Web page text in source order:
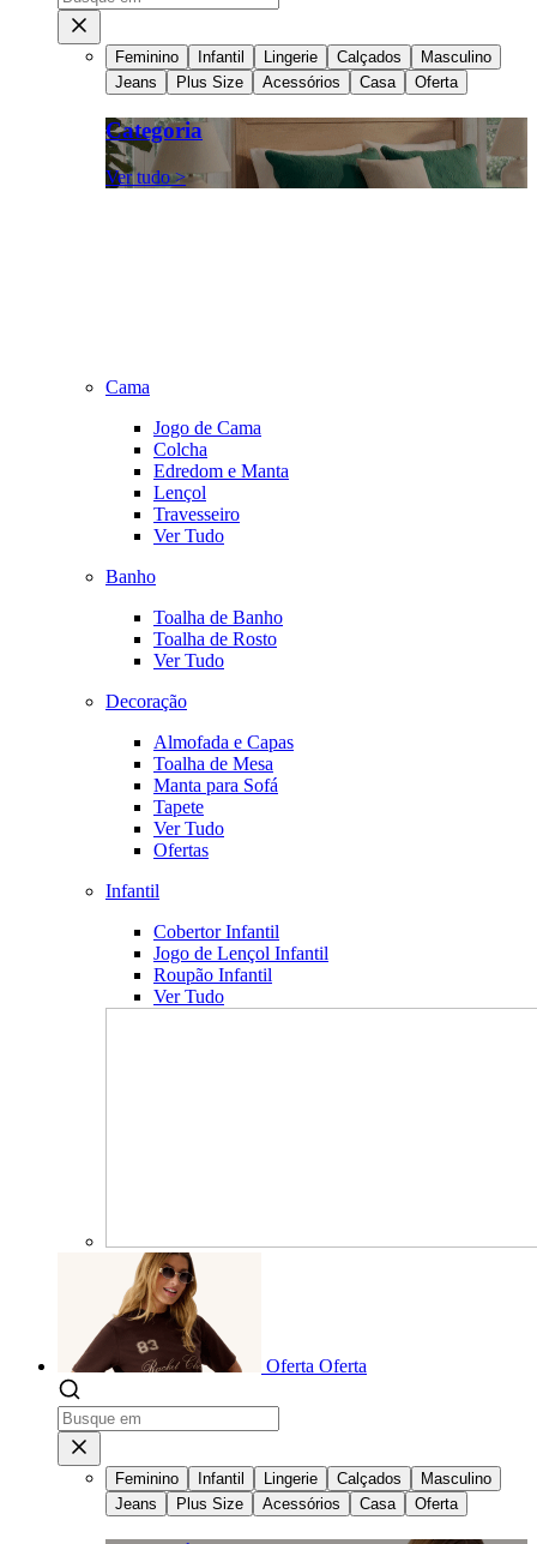
Feminino Infantil Lingerie Calçados
Masculino
Jeans
Plus Size Acessórios Casa Oferta
Categoria
Ver tudo >
Cama
Jogo de Cama
Colcha
Edredom e Manta
Lençol
Travesseiro
Ver Tudo
Banho
Toalha de Banho
Toalha de Rosto
Ver Tudo
Decoração
Almofada e Capas
Toalha de Mesa
Manta para Sofá
Tapete
Ver Tudo
Ofertas
Infantil
Cobertor Infantil
Jogo de Lençol Infantil
Roupão Infantil
Ver Tudo
Oferta Oferta
Feminino Infantil Lingerie Calçados
Masculino
Jeans
Plus Size Acessórios Casa Oferta